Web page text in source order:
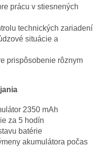
prácu v stiesnených
technických zariadení
situácie a
prispôsobenie rôznym
2350 mAh
za 5 hodín
batérie
akumulátora počas